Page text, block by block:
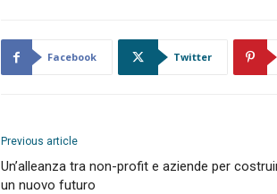
Facebook Twitter
Previous article
Un’alleanza tra non-profit e aziende per
un nuovo futuro